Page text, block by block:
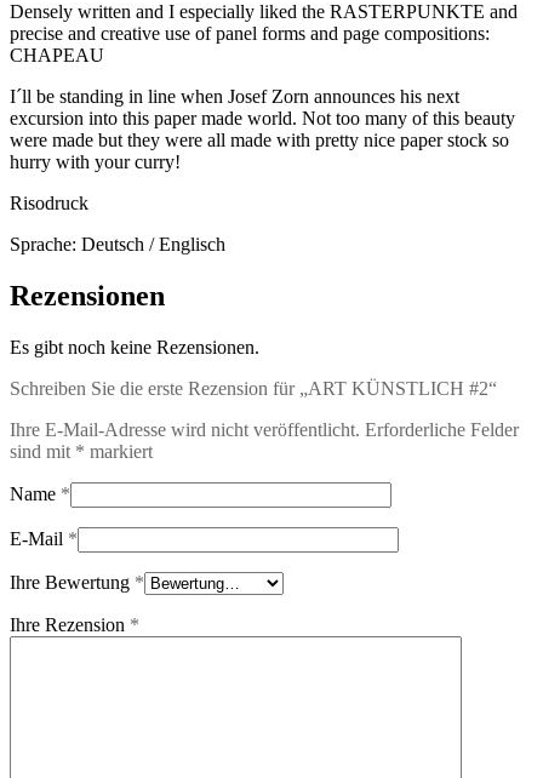
Densely written and I especially liked the RASTERPUNKTE and
precise and creative use of panel forms and page compositions:
CHAPEAU
I´ll be standing in line when Josef Zorn announces his next
excursion into this paper made world. Not too many of this beauty
were made but they were all made with pretty nice paper stock so
hurry with your curry!
Risodruck
Sprache: Deutsch / Englisch
Rezensionen
Es gibt noch keine Rezensionen.
Schreiben Sie die erste Rezension für „ART KÜNSTLICH #2“
Ihre E-Mail-Adresse wird nicht veröffentlicht. Erforderliche Felder
sind mit * markiert
Name *
E-Mail *
Ihre Bewertung *
Ihre Rezension *